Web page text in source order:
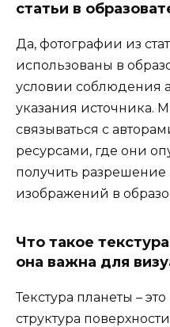
статьи в
Да, фотографии из
использованы в
условии соблюдения
указания источника.
связываться с
ресурсами, где они
получить разрешение
изображений в
Что такое
она важна для
Текстура планеты –
структура